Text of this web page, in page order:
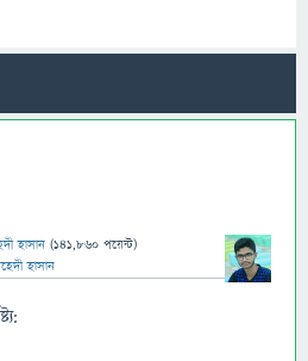
হাসান (141,860 পয়েন্ট)
হাসান